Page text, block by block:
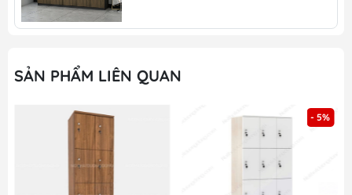
mọi nhu cầu khách hàng
Nhận đặt hàng theo kích thước và số lượng
Nội thất Dương Đông – Nội Thất Giá Rẻ
Tại
đây, chúng tôi cung cấp nhiều sản phẩm nội
thất cho gia đình và văn phòng như:
Bàn ghế học sinh
Tủ taì liệu sắt
SẢN PHẨM LIÊN QUAN
- 5%